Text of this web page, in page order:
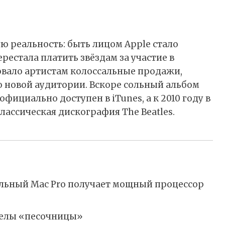
реальность: быть лицом Apple стало
платить звёздам за участие в
артистам колоссальные продажи,
новой аудитории. Вскоре сольный альбом
доступен в iTunes, а к 2010 году в
дискография The Beatles.
Mac Pro получает мощный процессор
«песочницы»